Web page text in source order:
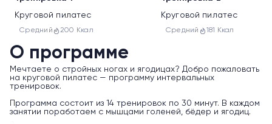
Круговой пилатес
Средний 200 Ккал
Круговой пилатес
Средний 181 Ккал
О программе
Мечтаете о стройных ногах и ягодицах? Добро пожаловать
на круговой пилатес — программу интервальных
тренировок.
Программа состоит из 14 тренировок по 30 минут. В каждом
занятии поработаем с мышцами голеней, бёдер и ягодиц.